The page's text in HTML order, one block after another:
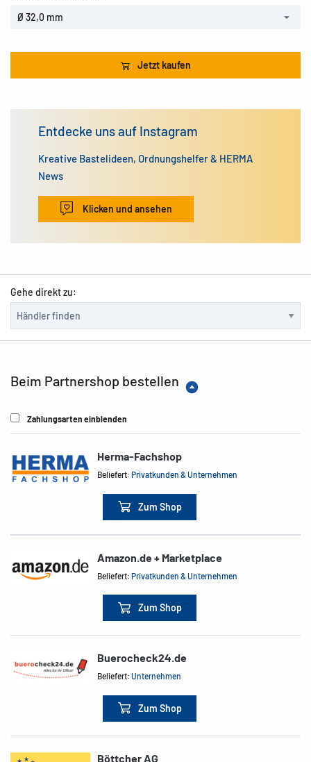
Ø 32,0 mm
Jetzt kaufen
Entdecke uns auf Instagram
Kreative Bastelideen, Ordnungshelfer & HERMA
News
Klicken und ansehen
Gehe direkt zu:
Beim Partnershop bestellen
Zahlungsarten einblenden
Herma-Fachshop
Beliefert:Privatkunden & Unternehmen
Zum Shop
Amazon.de + Marketplace
Beliefert:Privatkunden & Unternehmen
Zum Shop
Buerocheck24.de
Beliefert:Unternehmen
Zum Shop
Böttcher AG